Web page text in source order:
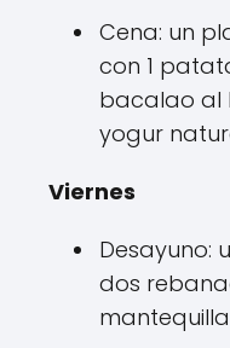
Cena: un
con 1
bacalao al
yogur
Viernes
Desayuno:
dos